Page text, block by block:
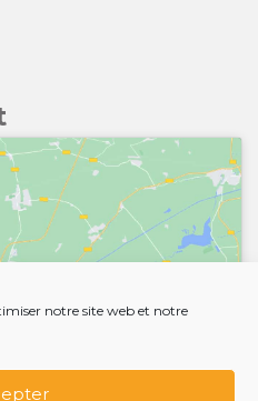
notre site web et notre
ce contenu